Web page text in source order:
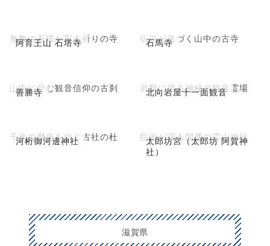
阿育王山 石塔寺
無数の石塔が彩る祈りの寺 石馬寺
伝説が息づく山中の古寺
善勝寺
山中に佇む観音信仰の古刹 北向岩屋十一面観音
岩窟に宿る神秘の観音霊場
河桁御河邊神社
千年の歴史を紡ぐ古社の杜
太郎坊宮（太郎坊 阿賀神
社）
巨岩が守る開運の霊山神社
滋賀県